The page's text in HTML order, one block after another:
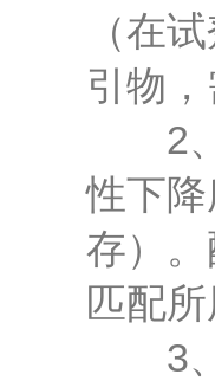
（在
引物
2、
性下
存）
匹配所
3、